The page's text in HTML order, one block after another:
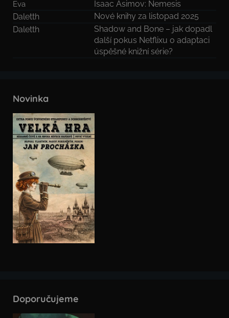
Eva
Isaac Asimov: Nemesis
Daletth
Nové knihy za listopad 2025
Daletth
Shadow and Bone – jak dopadl
další pokus Netflixu o adaptaci
úspěšné knižní série?
Novinka
Doporučujeme